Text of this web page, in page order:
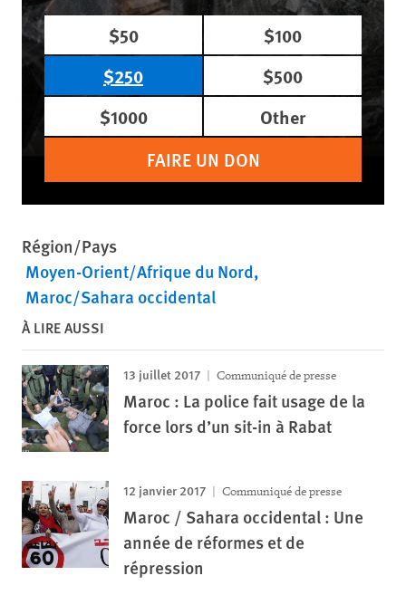
$50
$100
$250
$500
$1000
Other
FAIRE UN DON
Région/Pays
Moyen-Orient/Afrique du Nord
Maroc/Sahara occidental
À LIRE AUSSI
13 juillet 2017 Communiqué de presse
Maroc : La police fait usage de la
force lors d’un sit-in à Rabat
12 janvier 2017 Communiqué de presse
Maroc / Sahara occidental : Une
année de réformes et de
répression